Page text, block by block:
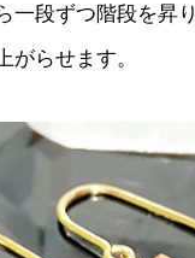
一段ずつ階段を昇
がらせます。